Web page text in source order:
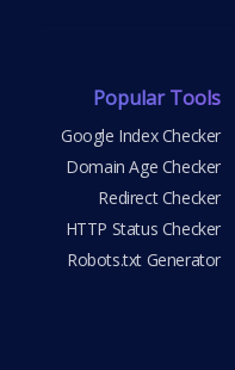
Popular Tools
Google Index Checker
Domain Age Checker
Redirect Checker
HTTP Status Checker
Robots.txt Generator